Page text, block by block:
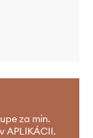
za min.
APLIKÁCII.